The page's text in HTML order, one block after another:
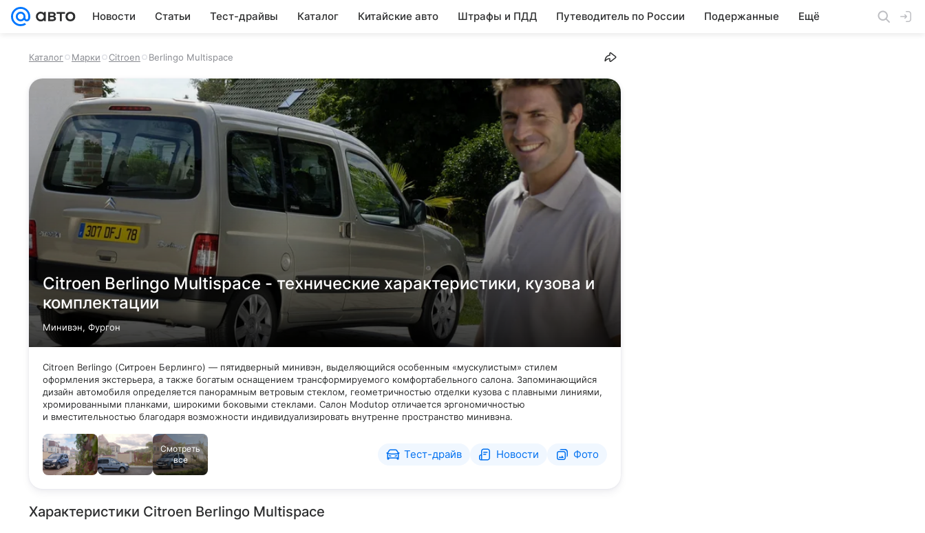
Новости Статьи Тест-драйвы Каталог Китайские авто Штрафы и ПДД Путеводитель по России Подержанные Ещё
Каталог Марки Citroen Berlingo Multispace
Citroen Berlingo Multispace - технические характеристики, кузова и
комплектации
Минивэн, Фургон
Citroen Berlingo (Ситроен Берлинго) — пятидверный минивэн, выделяющийся особенным «мускулистым» стилем
оформления экстерьера, а также богатым оснащением трансформируемого комфортабельного салона. Запоминающийся
дизайн автомобиля определяется панорамным ветровым стеклом, геометричностью отделки кузова с плавными линиями,
хромированными планками, широкими боковыми стеклами. Салон Modutop отличается эргономичностью
и вместительностью благодаря возможности индивидуализировать внутренне пространство минивэна.
Смотреть
все
Тест-драйв Новости Фото
Характеристики Citroen Berlingo Multispace